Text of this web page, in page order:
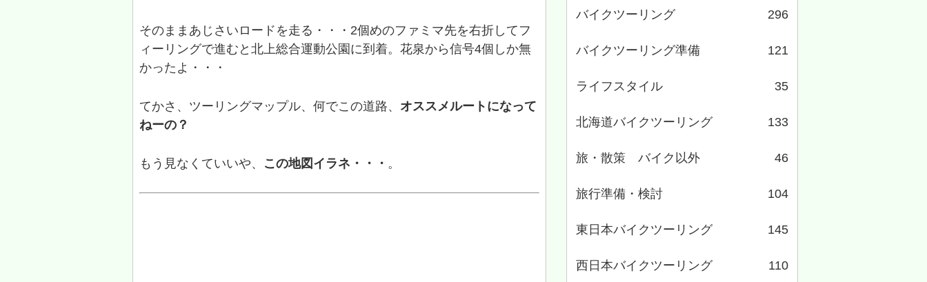
そのままあじさいロードを走る・・・2個めのファミマ先を右折してフ
ィーリングで進むと北上総合運動公園に到着。花泉から信号4個しか無
かったよ・・・
てかさ、ツーリングマップル、何でこの道路、 オススメルートになって
ねーの？
もう見なくていいや、 この地図イラネ・・・ 。
バイクツーリング 296
バイクツーリング準備 121
ライフスタイル 35
北海道バイクツーリング 133
旅・散策 バイク以外 46
旅行準備・検討 104
東日本バイクツーリング 145
西日本バイクツーリング 110